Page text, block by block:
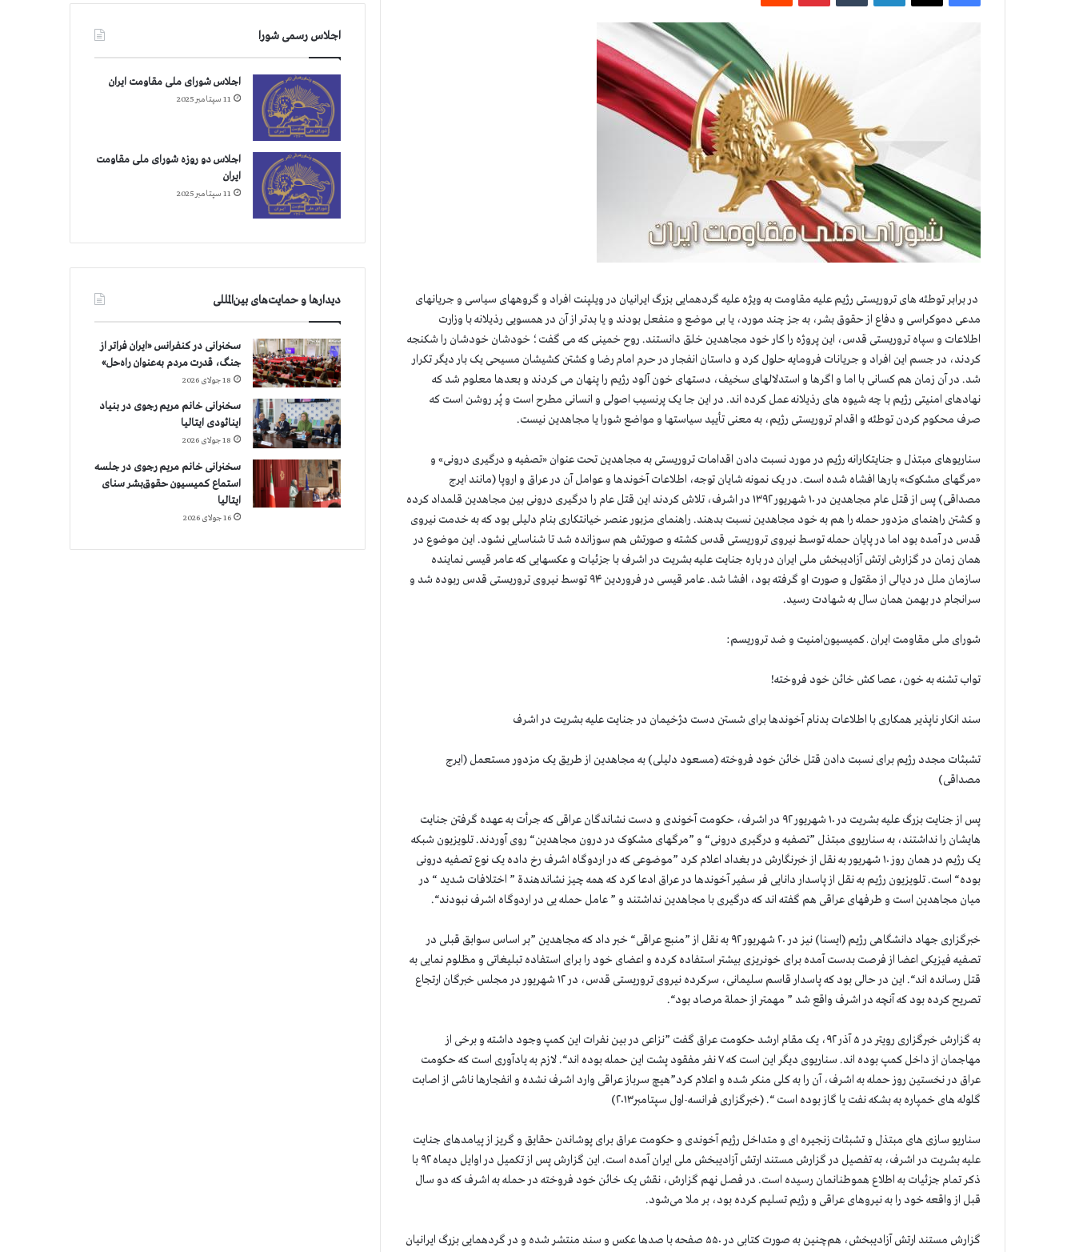
در برابر توطئه های تروریستی رژیم علیه مقاومت به ویژه علیه گردهمایی بزرگ ایرانیان در ویلپنت افراد و گروههای سیاسی و جریانهای
مدعی دموکراسی و دفاع از حقوق بشر، به جز چند مورد، یا بی موضع و منفعل بودند و یا بدتر از آن در همسویی رذیلانه با وزارت
اطلاعات و سپاه تروریستی قدس، این پروژه را کار خود مجاهدین خلق دانستند. روح خمینی که می گفت؛ خودشان خودشان را شکنجه
کردند، در جسم این افراد و جریانات فرومایه حلول کرد و داستان انفجار در حرم امام رضا و کشتن کشیشان مسیحی یک بار دیگر تکرار
شد. در آن زمان هم کسانی با اما و اگرها و استدلالهای سخیف، دستهای خون آلود رژیم را پنهان می کردند و بعدها معلوم شد که
نهادهای امنیتی رژیم با چه شیوه های رذیلانه عمل کرده اند. در این جا یک پرنسیب اصولی و انسانی مطرح است و پُر روشن است که
صرف محکوم کردن توطئه و اقدام تروریستی رژیم، به معنی تأیید سیاستها و مواضع شورا یا مجاهدین نیست.
سناریوهای مبتذل و جنایتکارانه رژیم در مورد نسبت دادن اقدامات تروریستی به مجاهدین تحت عنوان «تصفیه و درگیری درونی» و
«مرگهای مشکوک» بارها افشاه شده است. در یک نمونه شایان توجه، اطلاعات آخوندها و عوامل آن در عراق و اروپا (مانند ایرج
مصداقی) پس از قتل عام مجاهدین در ۱۰ شهریور ۱۳۹۲ در اشرف، تلاش کردند این قتل عام را درگیری درونی بین مجاهدین قلمداد کرده
و کشتن راهنمای مزدور حمله را هم به خود مجاهدین نسبت بدهند. راهنمای مزبور عنصر خیانتکاری بنام دلیلی بود که به خدمت نیروی
قدس در آمده بود اما در پایان حمله توسط نیروی تروریستی قدس کشته و صورتش هم سوزانده شد تا شناسایی نشود. این موضوع در
همان زمان در گزارش ارتش آزادیبخش ملی ایران در باره جنایت علیه بشریت در اشرف با جزئیات و عکسهایی که عامر قیسی نماینده
سازمان ملل در دیالی از مقتول و صورت او گرفته بود، افشا شد. عامر قیسی در فروردین ۹۴ توسط نیروی تروریستی قدس ربوده شد و
سرانجام در بهمن همان سال به شهادت رسید.
شورای ملی مقاومت ایران ـ کمیسیون‌‌‌‌‌امنیت و ضد تروریسم:
تواب تشنه به خون، عصا کش خائن خود فروخته!
سند انکار ناپذیر همکاری با اطلاعات بدنام آخوندها برای شستن دست دژخیمان در جنایت علیه بشریت در اشرف
تشبثات مجدد رژیم برای نسبت دادن قتل خائن خود فروخته (مسعود دلیلی) به مجاهدین از طریق یک مزدور مستعمل (ایرج
مصداقی)
پس از جنایت بزرگ علیه بشریت در ۱۰ شهریور ۹۲ در اشرف، حکومت آخوندی و دست نشاندگان عراقی که جرأت به عهده گرفتن جنایت
هایشان را نداشتند، به سناریوی مبتذل ”تصفیه و درگیری درونی“ و ”مرگهای مشکوک در درون مجاهدین“ روی آوردند. تلویزیون شبکه
یک رژیم در همان روز ۱۰ شهریور به نقل از خبرنگارش در بغداد اعلام کرد ”موضوعی که در اردوگاه اشرف رخ داده یک نوع تصفیه درونی
بوده“ است. تلویزیون رژیم به نقل از پاسدار دانایی فر سفیر آخوندها در عراق ادعا کرد که همه چیز نشاندهندة ” اختلافات شدید “ در
میان مجاهدین است و طرفهای عراقی هم گفته اند که درگیری با مجاهدین نداشتند و ” عامل حمله یی در اردوگاه اشرف نبودند“.
خبرگزاری جهاد دانشگاهی رژیم (ایسنا) نیز در ۲۰ شهریور ۹۲ به نقل از ”منبع عراقی“ خبر داد که مجاهدین ”بر اساس سوابق قبلی در
تصفیه فیزیکی اعضا از فرصت بدست آمده برای خونریزی بیشتر استفاده کرده و اعضای خود را برای استفاده تبلیغاتی و مظلوم نمایی به
قتل رسانده اند“. این در حالی بود که پاسدار قاسم سلیمانی، سرکرده نیروی تروریستی قدس، در ۱۲ شهریور در مجلس خبرگان ارتجاع
تصریح کرده بود که آنچه در اشرف واقع شد ” مهمتر از حملة مرصاد بود“.
به گزارش خبرگزاری رویتر در ۵ آذر ۹۲، یک مقام ارشد حکومت عراق گفت ”نزاعی در بین نفرات این کمپ وجود داشته و برخی از
مهاجمان از داخل کمپ بوده اند. سناریوی دیگر این است که ۷ نفر مفقود پشت این حمله بوده اند“. لازم به یادآوری است که حکومت
عراق در نخستین روز حمله به اشرف، آن را به کلی منکر شده و اعلام کرد”هیچ سرباز عراقی وارد اشرف نشده و انفجارها ناشی از اصابت
گلوله های خمپاره به بشکه نفت یا گاز بوده است “. (خبرگزاری فرانسه-اول سپتامبر۲۰۱۳)
سناریو سازی های مبتذل و تشبثات زنجیره ای و متداخل رژیم آخوندی و حکومت عراق برای پوشاندن حقایق و گریز از پیامدهای جنایت
علیه بشریت در اشرف، به تفصیل در گزارش مستند ارتش آزادیبخش ملی ایران آمده است. این گزارش پس از تکمیل در اوایل دیماه ۹۲ با
ذکر تمام جزئیات به اطلاع هموطنانمان رسیده است. در فصل نهم گزارش، نقش یک خائن خود فروخته در حمله به اشرف که دو سال
قبل از واقعه خود را به نیروهای عراقی و رژیم تسلیم کرده بود، بر ملا می‌شود.
گزارش مستند ارتش آزادیبخش، هم‌چنین به صورت کتابی در ۵۵۰ صفحه با صدها عکس و سند منتشر شده و در گردهمایی بزرگ ایرانیان
اجلاس رسمی شورا
اجلاس شورای ملی مقاومت ایران
11 سپتامبر 2025
اجلاس دو روزه شورای ملی مقاومت
ایران
11 سپتامبر 2025
دیدارها و حمایت‌های بین‌المللی
سخنرانی در کنفرانس «ایران فراتر از
جنگ، قدرت مردم به‌عنوان راه‌حل»
18 جولای 2026
سخنرانی خانم مریم رجوی در بنیاد
اینائودی ایتالیا
18 جولای 2026
سخنرانی خانم مریم رجوی در جلسه
استماع کمیسیون حقوق‌بشر سنای
ایتالیا
16 جولای 2026